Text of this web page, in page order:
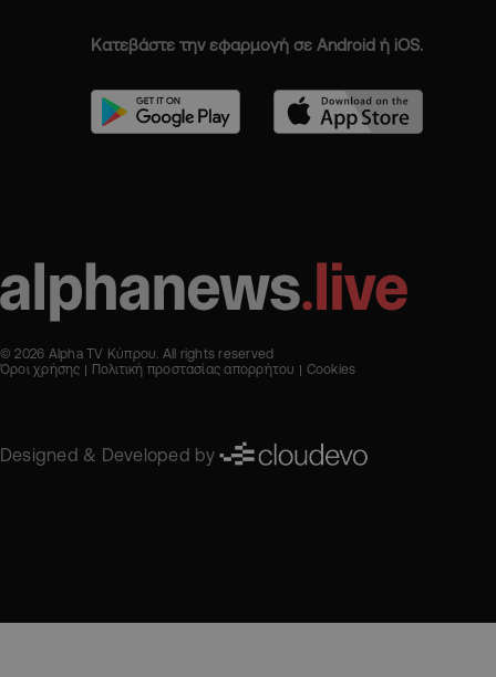
Κατεβάστε την εφαρμογή σε Android ή iOS.
© 2026 Alpha TV Κύπρου. All rights reserved
Όροι χρήσης
Πολιτική προστασίας απορρήτου Cookies
Designed & Developed by